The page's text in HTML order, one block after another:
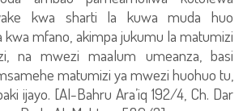
kwa sharti la kuwa muda huo
kwa mfano, akimpa jukumu la matumizi
na mwezi maalum umeanza, basi
matumizi ya mwezi huohuo tu,
ijayo. [Al-Bahru Ara’iq 192/4, Ch. Dar